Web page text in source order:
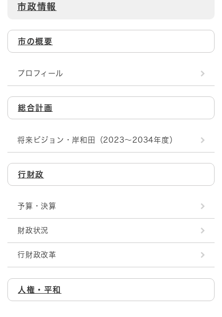
市政情報
市の概要
プロフィール
総合計画
将来ビジョン・岸和田（2023～2034年度）
行財政
予算・決算
財政状況
行財政改革
人権・平和